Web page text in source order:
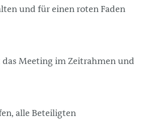
und für einen roten Faden
das Meeting im Zeitrahmen und
alle Beteiligten